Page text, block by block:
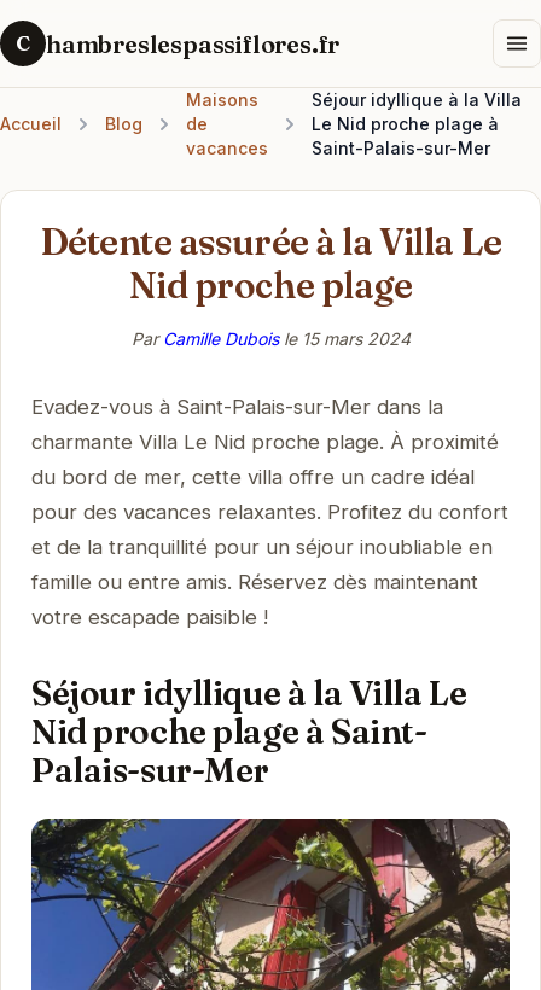
C hambreslespassiflores.fr
Accueil Blog
Maisons
de
vacances
Séjour idyllique à la Villa
Le Nid proche plage à
Saint-Palais-sur-Mer
Détente assurée à la Villa Le
Nid proche plage
ParCamille Duboisle 15 mars 2024
Evadez-vous à Saint-Palais-sur-Mer dans la
charmante Villa Le Nid proche plage. À proximité
du bord de mer, cette villa offre un cadre idéal
pour des vacances relaxantes. Profitez du confort
et de la tranquillité pour un séjour inoubliable en
famille ou entre amis. Réservez dès maintenant
votre escapade paisible !
Séjour idyllique à la Villa Le
Nid proche plage à Saint-
Palais-sur-Mer